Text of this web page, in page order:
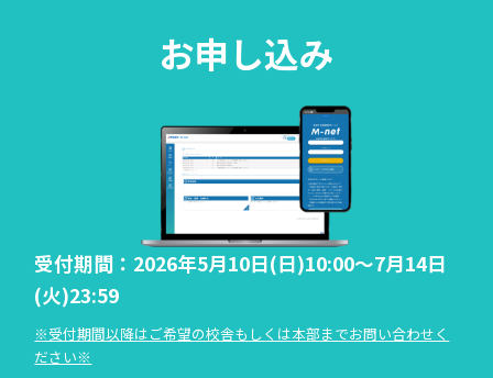
お申し込み
受付期間：2026年5月10日(日)10:00～7月14日
(火)23:59
※受付期間以降はご希望の校舎もしくは本部までお問い合わせく
ださい※